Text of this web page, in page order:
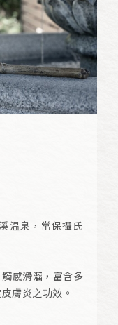
温泉，常保攝氏
感滑溜，富含多
膚炎之功效。